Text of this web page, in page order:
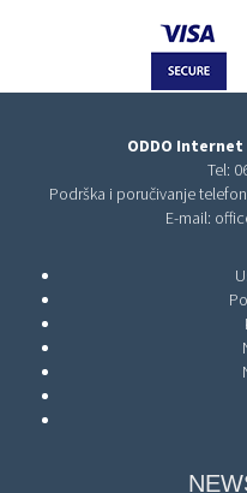
ODDO
Tel:
Podrška i poručivanje
E-mail: